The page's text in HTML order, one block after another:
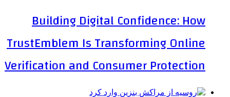
Building Digital Confidence: How
TrustEmblem Is Transforming Online
Verification and Consumer Protection